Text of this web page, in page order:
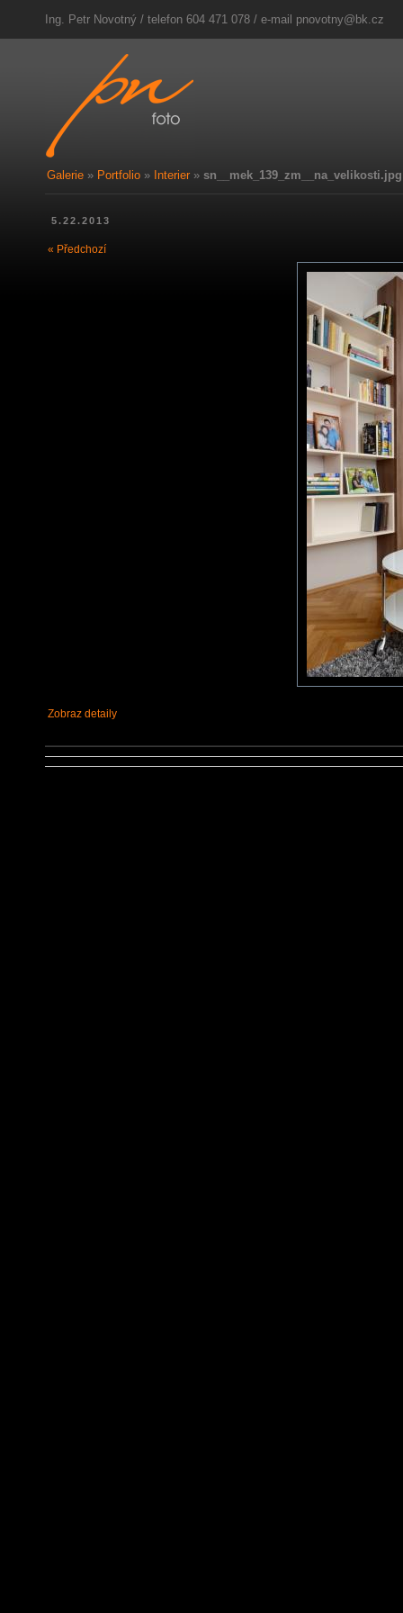
Ing. Petr Novotný / telefon 604 471 078 / e-mail pnovotny@bk.cz
Galerie » Portfolio » Interier» sn__mek_139_zm__na_velikosti.jpg
5.22.2013
« Předchozí
Zobraz detaily